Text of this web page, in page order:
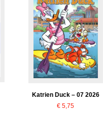
Katrien Duck – 07 2026
€ 5,75